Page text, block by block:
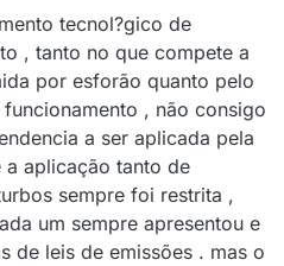
tecnol?gico de
, tanto no que compete a
por esforão quanto pelo
, não consigo
a ser aplicada pela
aplicação tanto de
sempre foi restrita ,
um sempre apresentou e
de leis de emissões . mas o